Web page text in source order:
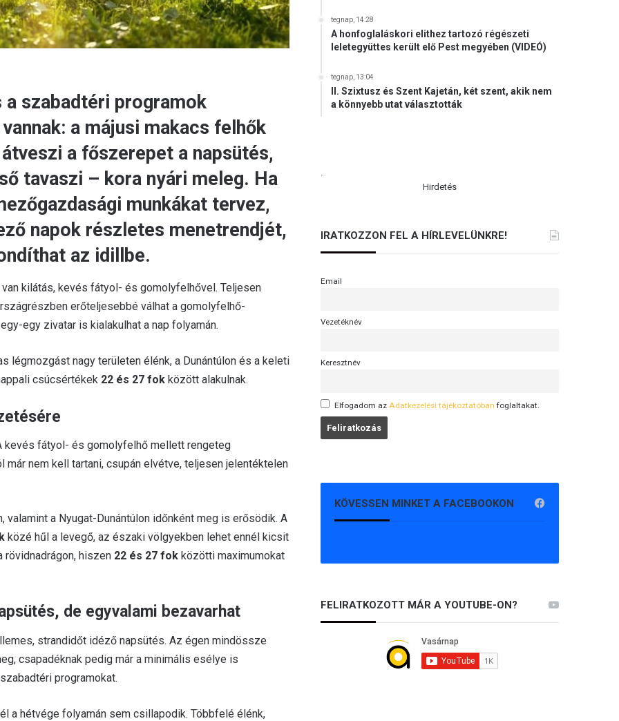
szabadtéri programok
a májusi makacs felhők
a főszerepet a napsütés,
tavaszi – kora nyári meleg. Ha
munkákat tervez,
napok részletes menetrendjét,
az idillbe.
kilátás, kevés fátyol- és gomolyfelhővel. Teljesen
erőteljesebbé válhat a gomolyfelhő-
egy zivatar is kialakulhat a nap folyamán.
légmozgást nagy területen élénk, a Dunántúlon és a keleti
csúcsértékek 22 és 27 fok között alakulnak.
kevés fátyol- és gomolyfelhő mellett rengeteg
nem kell tartani, csupán elvétve, teljesen jelentéktelen
a Nyugat-Dunántúlon időnként meg is erősödik. A
közé hűl a levegő, az északi völgyekben lehet ennél kicsit
rövidnadrágon, hiszen 22 és 27 fok közötti maximumokat
de egyvalami bezavarhat
strandidőt idéző napsütés. Az égen mindössze
csapadéknak pedig már a minimális esélye is
programokat.
a hétvége folyamán sem csillapodik. Többfelé élénk,
tegnap, 14:28
A honfoglaláskori elithez tartozó régészeti
leletegyüttes került elő Pest megyében (VIDEÓ)
tegnap, 13:04
II. Szixtusz és Szent Kajetán, két szent, akik nem
a könnyebb utat választották
.
Hirdetés
IRATKOZZON FEL A HÍRLEVELÜNKRE!
Email
Vezetéknév
Keresztnév
Elfogadom az Adatkezelési tájékoztatóban foglaltakat.
KÖVESSEN MINKET A FACEBOOKON
FELIRATKOZOTT MÁR A YOUTUBE-ON?